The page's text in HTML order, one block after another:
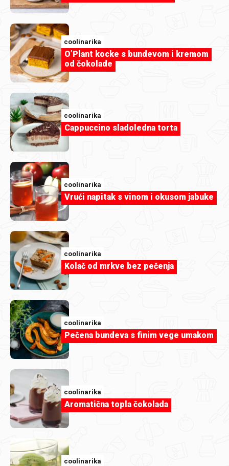
Kako napraviti savršen cheesecake?
Kreni od ovih 5 ideja
Članak
Domaći sladoled je hit: zašto ga svi
rade sami?
coolinarika
O’Plant kocke s bundevom i kremom
od čokolade
coolinarika
Cappuccino sladoledna torta
coolinarika
Vrući napitak s vinom i okusom jabuke
coolinarika
Kolač od mrkve bez pečenja
coolinarika
Pečena bundeva s finim vege umakom
coolinarika
Aromatična topla čokolada
coolinarika